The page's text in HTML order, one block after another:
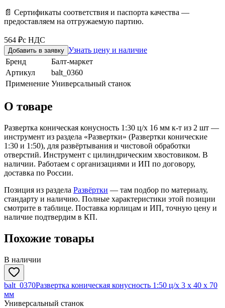
📄 Сертификаты соответствия и паспорта качества —
предоставляем на отгружаемую партию.
564 ₽с НДС
Добавить в заявку Узнать цену и наличие
Бренд
Балт-маркет
Артикул
balt_0360
Применение Универсальный станок
О товаре
Развертка коническая конусность 1:30 ц/х 16 мм к-т из 2 шт —
инструмент из раздела «Развертки» (Развертки конические
1:30 и 1:50), для развёртывания и чистовой обработки
отверстий. Инструмент с цилиндрическим хвостовиком. В
наличии. Работаем с организациями и ИП по договору,
доставка по России.
Позиция из раздела Развёртки — там подбор по материалу,
стандарту и наличию. Полные характеристики этой позиции
смотрите в таблице. Поставка юрлицам и ИП, точную цену и
наличие подтвердим в КП.
Похожие товары
В наличии
balt_0370Развертка коническая конусность 1:50 ц/х 3 х 40 х 70
мм
Универсальный станок